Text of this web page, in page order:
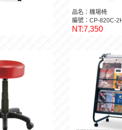
品名：機場椅
編號：CP-820C-
NT:7,350